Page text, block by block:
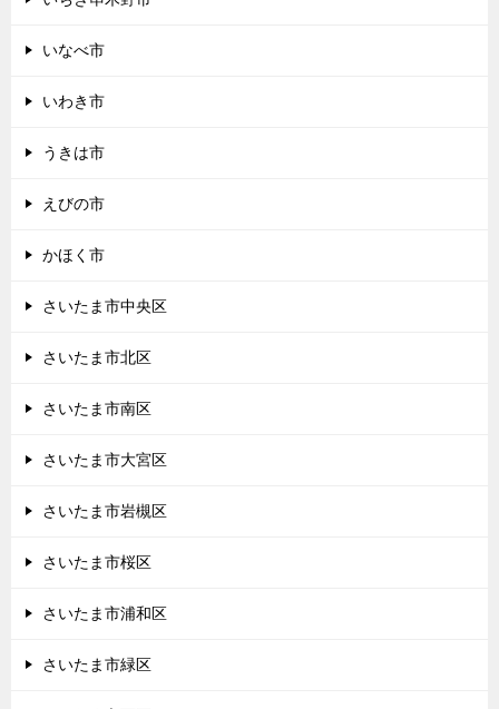
いなべ市
いわき市
うきは市
えびの市
かほく市
さいたま市中央区
さいたま市北区
さいたま市南区
さいたま市大宮区
さいたま市岩槻区
さいたま市桜区
さいたま市浦和区
さいたま市緑区